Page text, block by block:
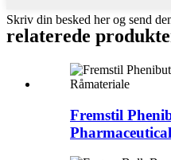
Skriv din besked her og send
relaterede
Fremstil